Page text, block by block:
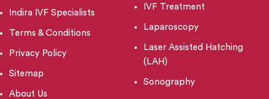
Indira IVF Specialists
Terms & Conditions
Privacy Policy
Sitemap
About Us
IVF Treatment
Laparoscopy
Laser Assisted Hatching
(LAH)
Sonography